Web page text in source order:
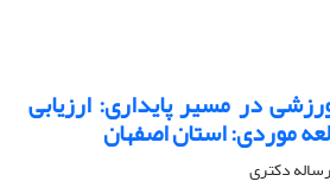
در مسیر پایداری: ارزیابی
موردی: استان اصفهان
دکتری